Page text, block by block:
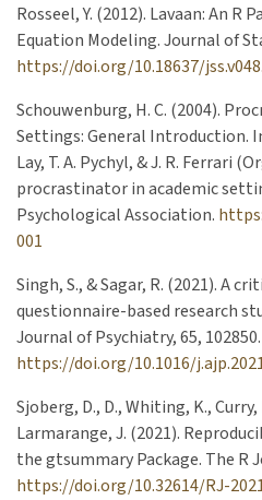
Rosseel, Y. (2012). Lavaan: An R
Equation Modeling. Journal of
https://doi.org/10.18637/
Schouwenburg, H. C. (2004).
Settings: General Introduction.
Lay, T. A. Pychyl, & J. R. Ferrari
procrastinator in academic
Psychological Association.
001
Singh, S., & Sagar, R. (2021). A
questionnaire-based research
Journal of Psychiatry, 65, 102850.
https://doi.org/10.1016/
Sjoberg, D., D., Whiting, K., Curry,
Larmarange, J. (2021).
the gtsummary Package. The R
https://doi.org/10.32614/RJ-